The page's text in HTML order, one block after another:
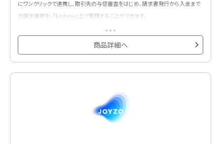
にワンクリックで連携し、取引先の与信審査をはじめ、請求書発行から入金まで
の請求業務を、『kintone』上で管理することができます。
商品詳細へ